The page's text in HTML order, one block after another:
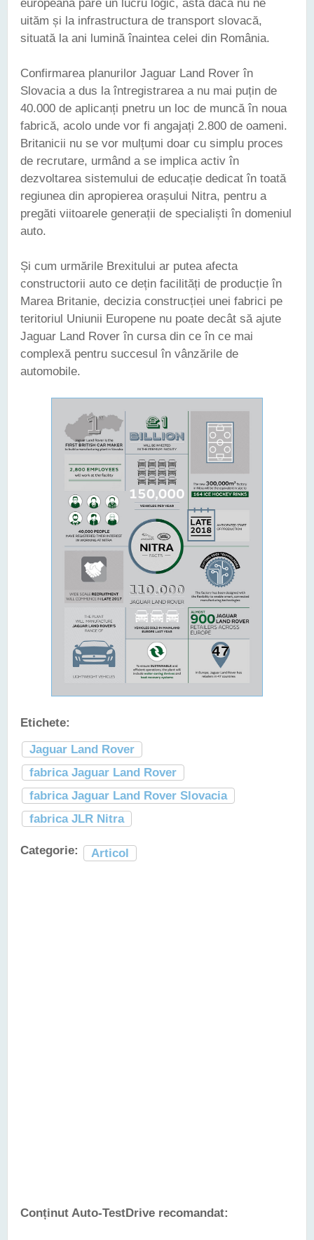
europeană pare un lucru logic, asta daca nu ne
uităm și la infrastructura de transport slovacă,
situată la ani lumină înaintea celei din România.
Confirmarea planurilor Jaguar Land Rover în
Slovacia a dus la întregistrarea a nu mai puțin de
40.000 de aplicanți pnetru un loc de muncă în noua
fabrică, acolo unde vor fi angajați 2.800 de oameni.
Britanicii nu se vor mulțumi doar cu simplu proces
de recrutare, urmând a se implica activ în
dezvoltarea sistemului de educație dedicat în toată
regiunea din apropierea orașului Nitra, pentru a
pregăti viitoarele generații de specialiști în domeniul
auto.
Și cum urmările Brexitului ar putea afecta
constructorii auto ce dețin facilități de producție în
Marea Britanie, decizia construcției unei fabrici pe
teritoriul Uniunii Europene nu poate decât să ajute
Jaguar Land Rover în cursa din ce în ce mai
complexă pentru succesul în vânzările de
automobile.
Etichete:
Jaguar Land Rover
fabrica Jaguar Land Rover
fabrica Jaguar Land Rover Slovacia
fabrica JLR Nitra
Categorie: Articol
Conținut Auto-TestDrive recomandat: